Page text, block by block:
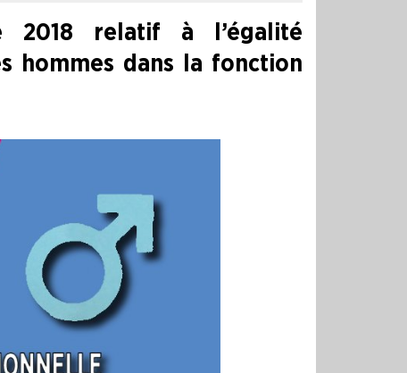
2018 relatif à l’égalité
hommes dans la fonction